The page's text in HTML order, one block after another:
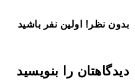
بدون نظر! اولین نفر باشید
دیدگاهتان را بنویسید